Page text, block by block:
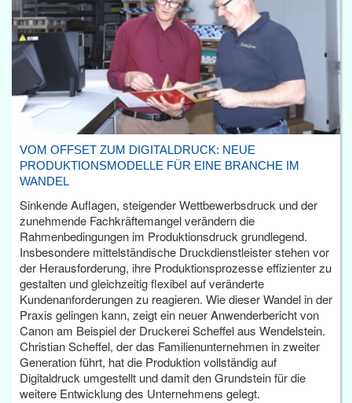
VOM OFFSET ZUM DIGITALDRUCK: NEUE
PRODUKTIONSMODELLE FÜR EINE BRANCHE IM
WANDEL
Sinkende Auflagen, steigender Wettbewerbsdruck und der
zunehmende Fachkräftemangel verändern die
Rahmenbedingungen im Produktionsdruck grundlegend.
Insbesondere mittelständische Druckdienstleister stehen vor
der Herausforderung, ihre Produktionsprozesse effizienter zu
gestalten und gleichzeitig flexibel auf veränderte
Kundenanforderungen zu reagieren. Wie dieser Wandel in der
Praxis gelingen kann, zeigt ein neuer Anwenderbericht von
Canon am Beispiel der Druckerei Scheffel aus Wendelstein.
Christian Scheffel, der das Familienunternehmen in zweiter
Generation führt, hat die Produktion vollständig auf
Digitaldruck umgestellt und damit den Grundstein für die
weitere Entwicklung des Unternehmens gelegt.